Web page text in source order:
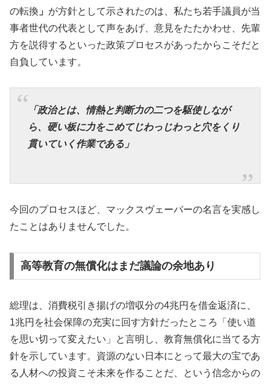
の転換 」 が方針として示されたのは、私たち若手議員が当
事者世代の代表として声をあげ、意見をたたかわせ、先輩
方を説得するといった政策プロセスがあったからこそだと
自負しています。
「政治とは、情熱と判断力の二つを駆使しなが
ら、硬い板に力をこめてじわっじわっと穴をくり
貫いていく作業である」
今回のプロセスほど、マックスヴェーバーの名言を実感し
たことはありませんでした。
高等教育の無償化はまだ議論の余地あり
総理は、消費税引き揚げの増収分の4兆円を借金返済に、
1兆円を社会保障の充実に回す方針だったところ「使い道
を思い切って変えたい」と言明し、教育無償化に当てる方
針を示しています。資源のない日本にとって最大の宝であ
る人材への投資こそ未来を作ることだ、という信念からの